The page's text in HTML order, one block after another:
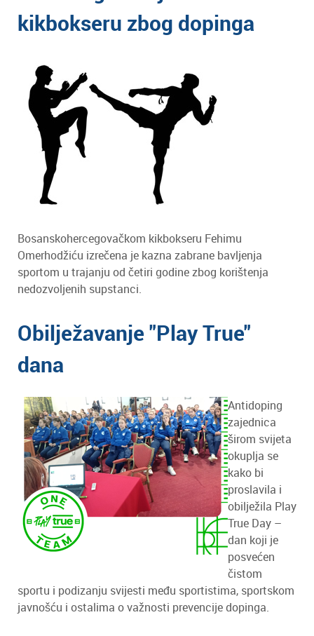
kikbokseru zbog dopinga
Bosanskohercegovačkom kikbokseru Fehimu
Omerhodžiću izrečena je kazna zabrane bavljenja
sportom u trajanju od četiri godine zbog korištenja
nedozvoljenih supstanci.
Obilježavanje "Play True"
dana
Antidoping
zajednica
širom svijeta
okuplja se
kako bi
proslavila i
obilježila Play
True Day –
dan koji je
posvećen
čistom
sportu i podizanju svijesti među sportistima, sportskom
javnošću i ostalima o važnosti prevencije dopinga.